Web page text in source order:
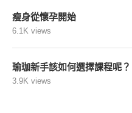
瘦身從懷孕開始
6.1K views
瑜珈新手該如何選擇課程呢？
3.9K views